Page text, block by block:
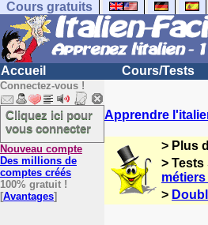
Cours gratuits
Accueil Cours/Tests
Connectez-vous !
Cliquez ici pour
vous connecter
Nouveau compte
Des millions de
comptes créés
100% gratuit !
[Avantages]
Apprendre
> Plus
> Tests
métiers
>